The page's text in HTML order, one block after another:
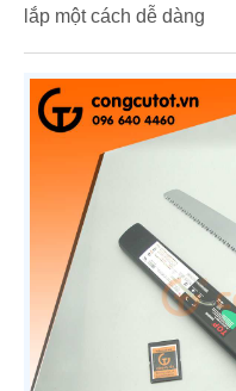
lắp một cách dễ dàng